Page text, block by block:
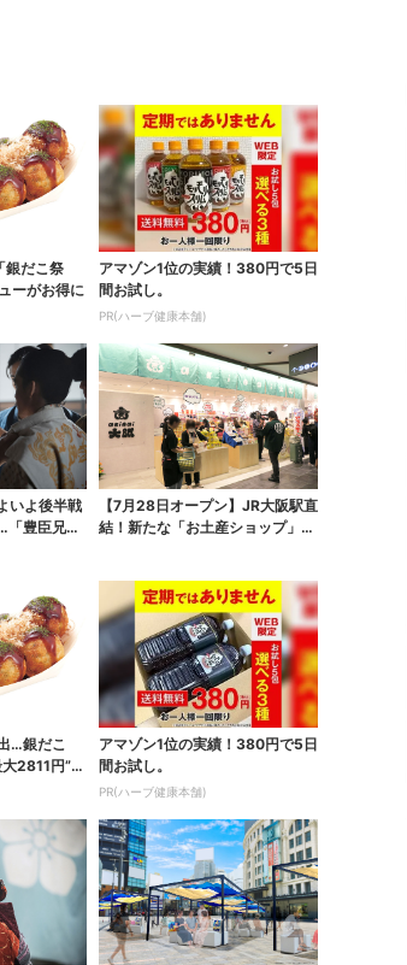
銀だこ祭
ーがお得に
アマゾン1位の実績！380円で5日
間お試し。
PR(ハーブ健康本舗)
いよ後半戦
「豊臣兄
【7月28日オープン】JR大阪駅直
結！新たな「お土産ショップ」、
…銀だこ
2811円”お
アマゾン1位の実績！380円で5日
間お試し。
PR(ハーブ健康本舗)